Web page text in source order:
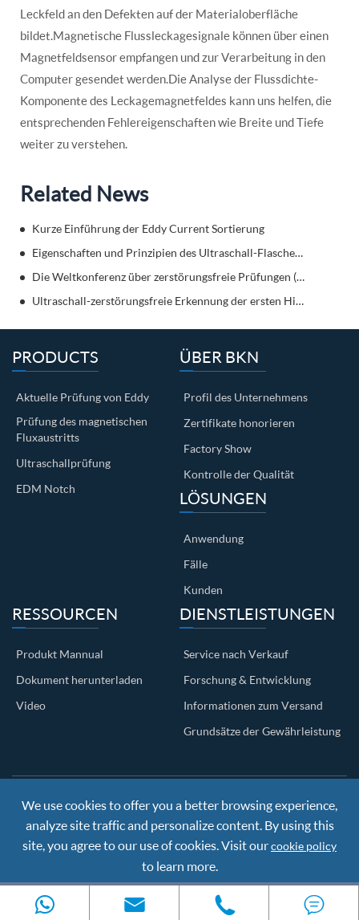
Leckfeld an den Defekten auf der Materialoberfläche
bildet.Magnetische Flussleckagesignale können über einen
Magnetfeldsensor empfangen und zur Verarbeitung in den
Computer gesendet werden.Die Analyse der Flussdichte-
Komponente des Leckagemagnetfeldes kann uns helfen, die
entsprechenden Fehlereigenschaften wie Breite und Tiefe
weiter zu verstehen.
Related News
Kurze Einführung der Eddy Current Sortierung
Eigenschaften und Prinzipien des Ultraschall-Flaschendetektors
Die Weltkonferenz über zerstörungsfreie Prüfungen (WCNDT)
Ultraschall-zerstörungsfreie Erkennung der ersten High Bridge-Sidu River Bridge der Welt.
PRODUCTS
Aktuelle Prüfung von Eddy
Prüfung des magnetischen
Fluxaustritts
Ultraschallprüfung
EDM Notch
ÜBER BKN
Profil des Unternehmens
Zertifikate honorieren
Factory Show
Kontrolle der Qualität
LÖSUNGEN
Anwendung
Fälle
Kunden
RESSOURCEN
Produkt Mannual
Dokument herunterladen
Video
DIENSTLEISTUNGEN
Service nach Verkauf
Forschung & Entwicklung
Informationen zum Versand
Grundsätze der Gewährleistung
Copyright ©Nanjing BKN Automation System Co.,LTD.All
Rights Reserved
Sitemap
Privacy Policy
  
We use cookies to offer you a better browsing experience,
analyze site traffic and personalize content. By using this
site, you agree to our use of cookies. Visit ourcookie policy
to learn more.
Reject Accept